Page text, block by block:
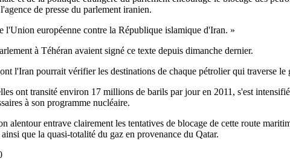
de presse du parlement iranien.
l'Union européenne contre la République islamique d'Iran. »
à Téhéran avaient signé ce texte depuis dimanche dernier.
l'Iran pourrait vérifier les destinations de chaque pétrolier qui traverse
ont transité environ 17 millions de barils par jour en 2011, s'est
à son programme nucléaire.
alentour entrave clairement les tentatives de blocage de cette route
que la quasi-totalité du gaz en provenance du Qatar.